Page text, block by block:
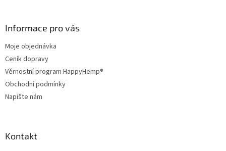
Informace pro vás
Moje objednávka
Ceník dopravy
Věrnostní program HappyHemp®
Obchodní podmínky
Napište nám
Kontakt